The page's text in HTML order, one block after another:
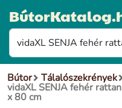
Bútor Tálalószekrények
vidaXL SENJA fehér
x 80 cm